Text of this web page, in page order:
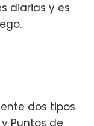
diarias y es
dos tipos